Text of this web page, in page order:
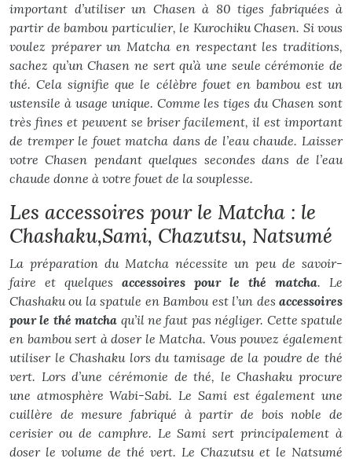
important d’utiliser un Chasen à 80 tiges fabriquées à
partir de bambou particulier, le Kurochiku Chasen. Si vous
voulez préparer un Matcha en respectant les traditions,
sachez qu’un Chasen ne sert qu’à une seule cérémonie de
thé. Cela signifie que le célèbre fouet en bambou est un
ustensile à usage unique. Comme les tiges du Chasen sont
très fines et peuvent se briser facilement, il est important
de tremper le fouet matcha dans de l’eau chaude. Laisser
votre Chasen pendant quelques secondes dans de l’eau
chaude donne à votre fouet de la souplesse.
Les accessoires pour le Matcha : le
Chashaku,Sami, Chazutsu, Natsumé
La préparation du Matcha nécessite un peu de savoir-
faire et quelques accessoires pour le thé matcha. Le
Chashaku ou la spatule en Bambou est l’un des accessoires
pour le thé matcha qu’il ne faut pas négliger. Cette spatule
en bambou sert à doser le Matcha. Vous pouvez également
utiliser le Chashaku lors du tamisage de la poudre de thé
vert. Lors d’une cérémonie de thé, le Chashaku procure
une atmosphère Wabi-Sabi. Le Sami est également une
cuillère de mesure fabriqué à partir de bois noble de
cerisier ou de camphre. Le Sami sert principalement à
doser le volume de thé vert. Le Chazutsu et le Natsumé